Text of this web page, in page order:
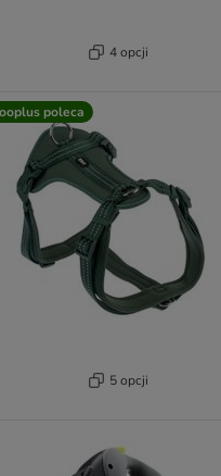
4 opcji
poleca
5 opcji